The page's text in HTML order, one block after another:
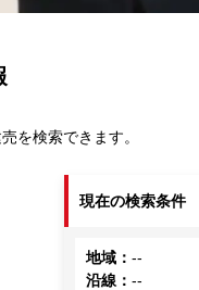
を検索できます。
現在の検索条件
地域 ：--
沿線 ：--